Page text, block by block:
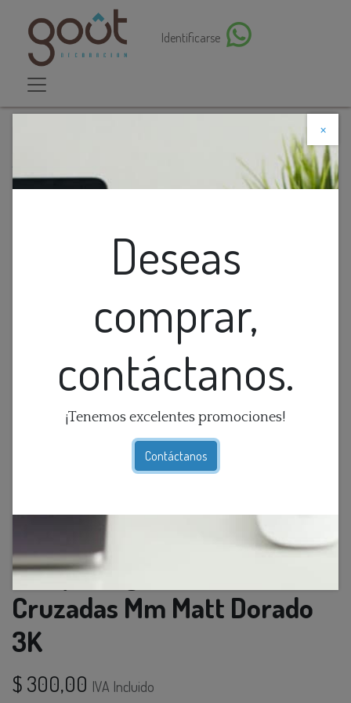
Identificarse
×
Deseas
comprar,
contáctanos.
¡Tenemos excelentes promociones!
Contáctanos
Descuento web
Lamp. Colg. Led 8L Barras Cruzadas Mm Matt Dorado
Lamp. Colg. Led 8L Barras
Cruzadas Mm Matt Dorado
3K
$ 300,00 IVA Incluido